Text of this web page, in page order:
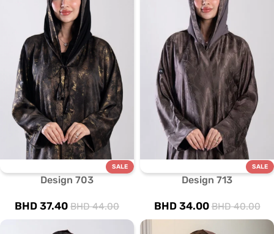
SALE
Design 713
BHD40.00
BHD34.00
SALE
Design 703
BHD44.00
BHD 37.40